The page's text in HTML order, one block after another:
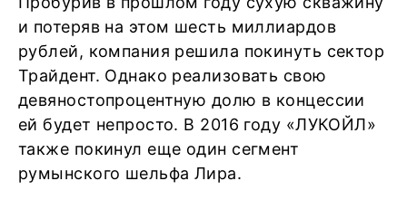
и потеряв на этом шесть миллиардов
рублей, компания решила покинуть сектор
Трайдент. Однако реализовать свою
девяностопроцентную долю в концессии
ей будет непросто. В 2016 году «ЛУКОЙЛ»
также покинул еще один сегмент
румынского шельфа Лира.